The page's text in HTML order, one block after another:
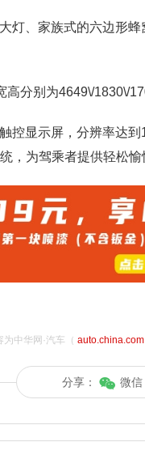
灯、家族式的六边形
分别为4649\/1830\/
控显示屏，分辨率达
，为驾乘者提供轻松愉
为中华网·汽车（ auto.china.com
分享： 微信